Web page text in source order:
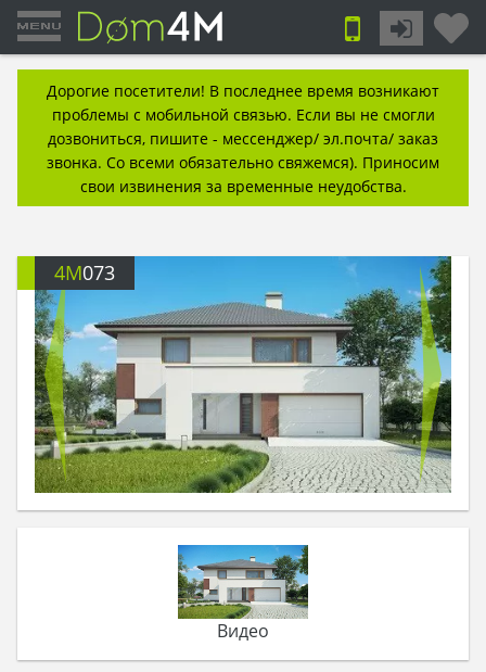
Дорогие посетители! В последнее время возникают
проблемы с мобильной связью. Если вы не смогли
дозвониться, пишите - мессенджер/ эл.почта/ заказ
звонка. Со всеми обязательно свяжемся). Приносим
свои извинения за временные неудобства.
4M073
Видео